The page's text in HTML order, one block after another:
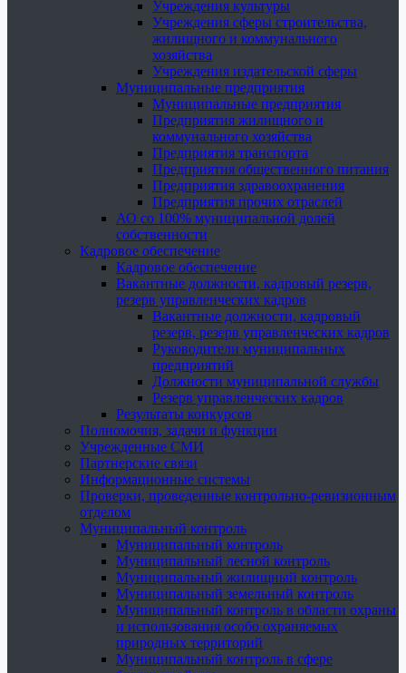
Учреждения культуры
Учреждения сферы строительства,
жилищного и коммунального
хозяйства
Учреждения издательской сферы
Муниципальные предприятия
Муниципальные предприятия
Предприятия жилищного и
коммунального хозяйства
Предприятия транспорта
Предприятия общественного питания
Предприятия здравоохранения
Предприятия прочих отраслей
АО со 100% муниципальной долей
собственности
Кадровое обеспечение
Кадровое обеспечение
Вакантные должности, кадровый резерв,
резерв управленческих кадров
Вакантные должности, кадровый
резерв, резерв управленческих кадров
Руководители муниципальных
предприятий
Должности муниципальной службы
Резерв управленческих кадров
Результаты конкурсов
Полномочия, задачи и функции
Учрежденные СМИ
Партнерские связи
Информационные системы
Проверки, проведенные контрольно-ревизионным
отделом
Муниципальный контроль
Муниципальный контроль
Муниципальный лесной контроль
Муниципальный жилищный контроль
Муниципальный земельный контроль
Муниципальный контроль в области охраны
и использования особо охраняемых
природных территорий
Муниципальный контроль в сфере